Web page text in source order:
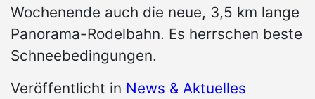
Wochenende auch die neue, 3,5 km lange
Panorama-Rodelbahn. Es herrschen beste
Schneebedingungen.
Veröffentlicht in News & Aktuelles